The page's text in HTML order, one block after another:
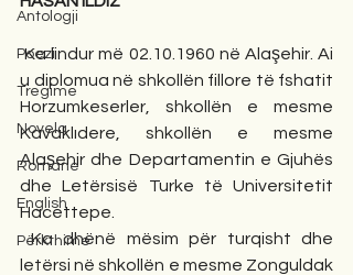
Antologji
Poezi
Tregime
Novela
Romane
English
Përkthime
Ka lindur më 02.10.1960 në Alaşehir. Ai
u diplomua në shkollën fillore të fshatit
Horzumkeserler, shkollën e mesme
Kavaklıdere, shkollën e mesme
Alaşehir dhe Departamentin e Gjuhës
dhe Letërsisë Turke të Universitetit
Hacettepe.
Ka dhënë mësim për turqisht dhe
letërsi në shkollën e mesme Zonguldak